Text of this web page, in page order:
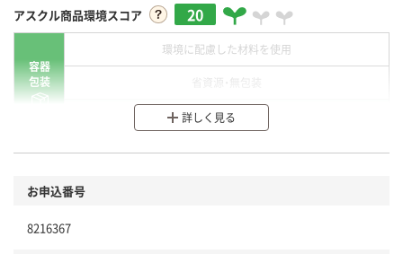
アスクル商品環境スコア 20
容器
包装
環境に配慮した材料を使用
分別・リサイクルしやすい設計
本体
詳しく見る
お申込番号
8216367